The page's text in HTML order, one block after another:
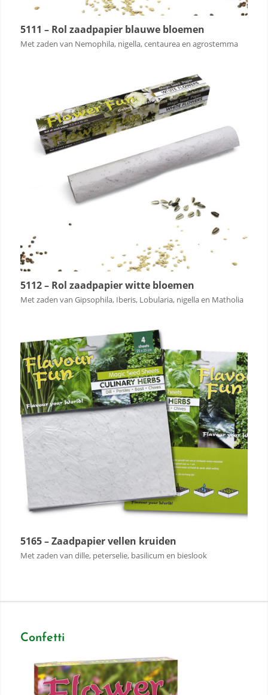
5111 – Rol zaadpapier blauwe bloemen
Met zaden van Nemophila, nigella, centaurea en agrostemma
5112 – Rol zaadpapier witte bloemen
Met zaden van Gipsophila, Iberis, Lobularia, nigella en Matholia
5165 – Zaadpapier vellen kruiden
Met zaden van dille, peterselie, basilicum en bieslook
Confetti